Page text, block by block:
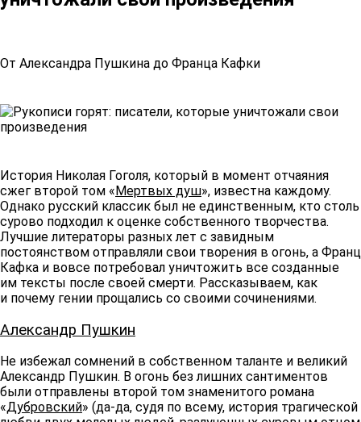
От Александра Пушкина до Франца Кафки
История Николая Гоголя, который в момент отчаяния
сжег второй том «Мертвых душ», известна каждому.
Однако русский классик был не единственным, кто столь
сурово подходил к оценке собственного творчества.
Лучшие литераторы разных лет с завидным
постоянством отправляли свои творения в огонь, а Франц
Кафка и вовсе потребовал уничтожить все созданные
им тексты после своей смерти. Рассказываем, как
и почему гении прощались со своими сочинениями.
Александр Пушкин
Не избежал сомнений в собственном таланте и великий
Александр Пушкин. В огонь без лишних сантиментов
были отправлены второй том знаменитого романа
«Дубровский» (да-да, судя по всему, история трагической